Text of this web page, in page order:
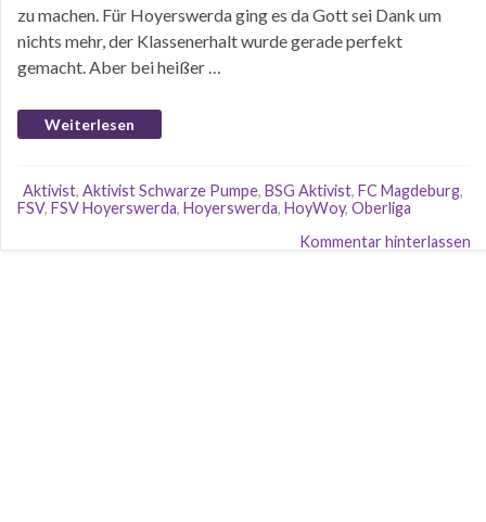
zu machen. Für Hoyerswerda ging es da Gott sei Dank um
nichts mehr, der Klassenerhalt wurde gerade perfekt
gemacht. Aber bei heißer …
Weiterlesen
Aktivist, Aktivist Schwarze Pumpe, BSG Aktivist, FC Magdeburg,
FSV, FSV Hoyerswerda, Hoyerswerda, HoyWoy, Oberliga
Kommentar hinterlassen